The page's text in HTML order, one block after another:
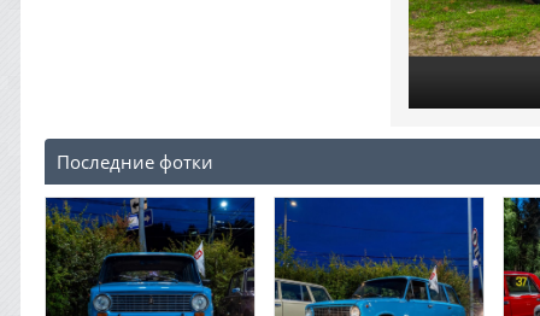
Последние фотки